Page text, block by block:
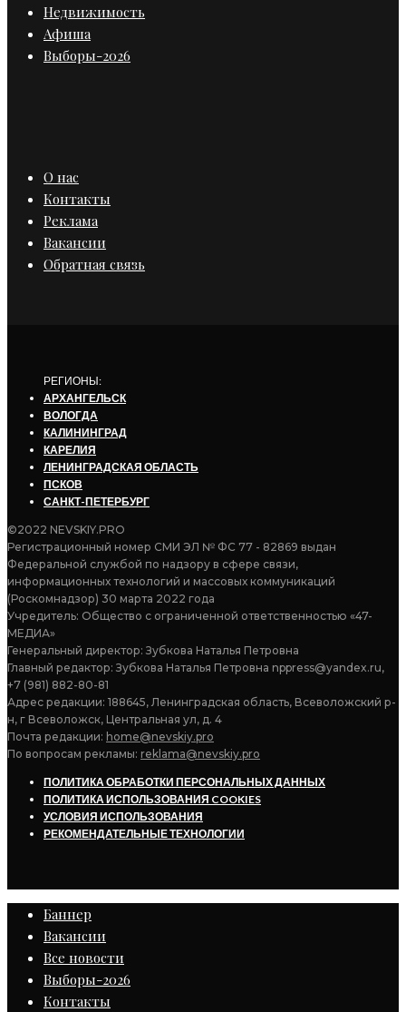
Недвижимость
Афиша
Выборы-2026
О нас
Контакты
Реклама
Вакансии
Обратная связь
РЕГИОНЫ:
АРХАНГЕЛЬСК
ВОЛОГДА
КАЛИНИНГРАД
КАРЕЛИЯ
ЛЕНИНГРАДСКАЯ ОБЛАСТЬ
ПСКОВ
САНКТ-ПЕТЕРБУРГ
©2022 NEVSKIY.PRO
Регистрационный номер СМИ ЭЛ № ФС 77 - 82869 выдан
Федеральной службой по надзору в сфере связи,
информационных технологий и массовых коммуникаций
(Роскомнадзор) 30 марта 2022 года
Учредитель: Общество с ограниченной ответственностью «47-
МЕДИА»
Генеральный директор: Зубкова Наталья Петровна
Главный редактор: Зубкова Наталья Петровна nppress@yandex.ru,
+7 (981) 882-80-81
Адрес редакции: 188645, Ленинградская область, Всеволожский р-
н, г Всеволожск, Центральная ул, д. 4
Почта редакции: home@nevskiy.pro
По вопросам рекламы: reklama@nevskiy.pro
ПОЛИТИКА ОБРАБОТКИ ПЕРСОНАЛЬНЫХ ДАННЫХ
ПОЛИТИКА ИСПОЛЬЗОВАНИЯ COOKIES
УСЛОВИЯ ИСПОЛЬЗОВАНИЯ
РЕКОМЕНДАТЕЛЬНЫЕ ТЕХНОЛОГИИ
Баннер
Вакансии
Все новости
Выборы-2026
Контакты